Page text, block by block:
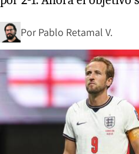
Por Pablo Retamal V.